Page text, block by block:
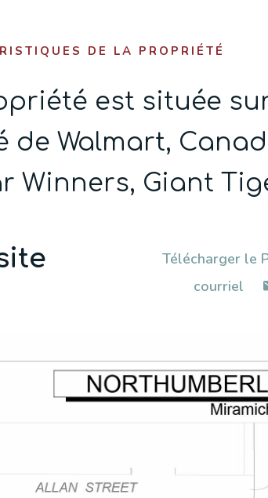
DE LA PROPRIÉTÉ
est située
de Walmart,
Winners, Giant
Télécharger le
courriel